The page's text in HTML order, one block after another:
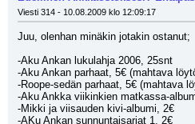
Viesti 314 - 10.08.2009 klo 12:09:17
Juu, olenhan minäkin jotakin ostanut;
-Aku Ankan lukulahja 2006, 25snt
-Aku Ankan parhaat, 5€ (mahtava
-Roope-sedän parhaat, 5€ (mahtava
-Aku Ankka viikinkien matkassa-
-Mikki ja viisauden kivi-albumi, 2€
-AKu Ankan sunnuntaisarjat 1, 2€